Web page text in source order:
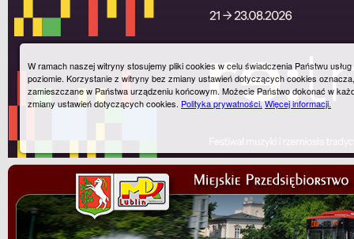
W ramach naszej witryny stosujemy pliki cookies w celu świadczenia Państwu
poziomie. Korzystanie z witryny bez zmiany ustawień dotyczących cookies
zamieszczane w Państwa urządzeniu końcowym. Możecie Państwo dokonać w
zmiany ustawień dotyczących cookies. Polityka prywatności.Więcej informacji.